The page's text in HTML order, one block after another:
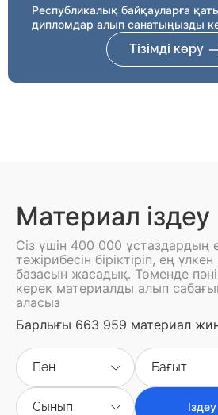
Республикалық байқауларға
дипломдар алып санатыңызды
Тізімді көру
Материал іздеу
Сіз үшін 400 000 ұстаздардың
тәжірибесін біріктіріп, ең
базасын жасадық. Төменде
керек материалды алып
аласыз
Барлығы 663 959 материал
Пән Бағыт
Сынып Іздеу